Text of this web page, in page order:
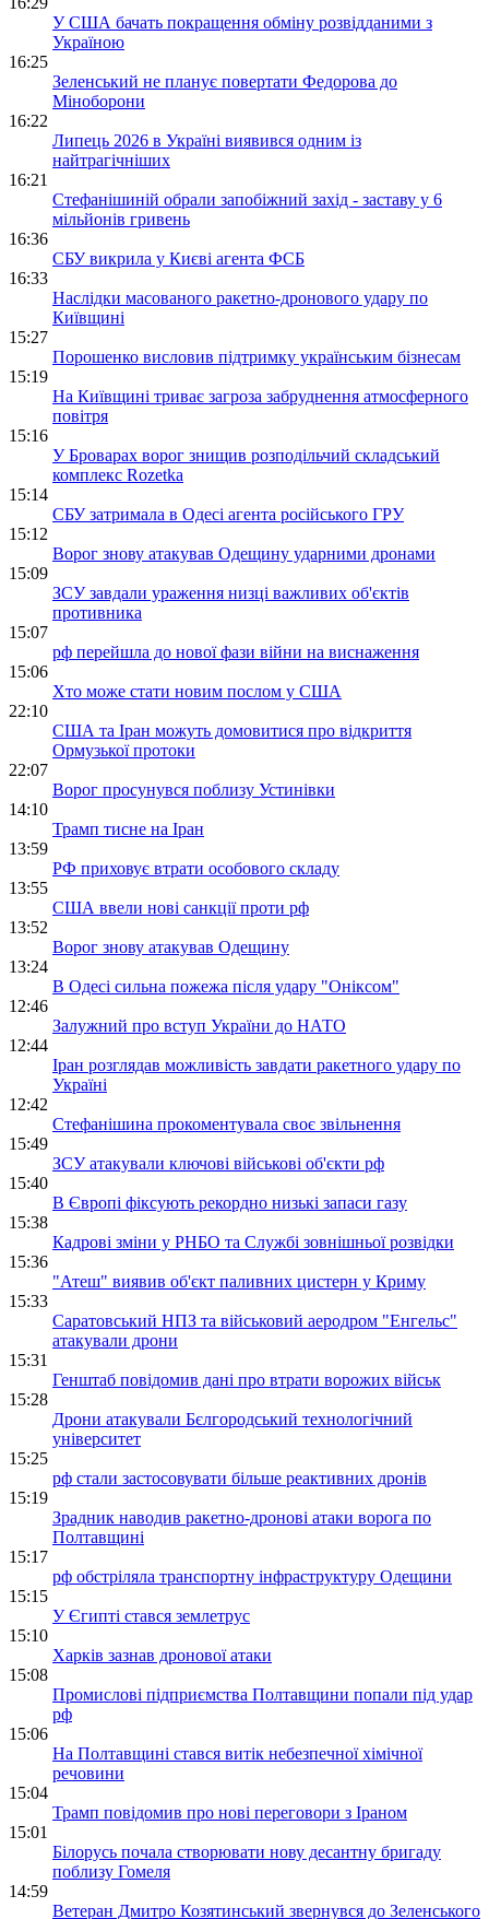
У США бачать покращення обміну розвідданими з
Україною
16:25
Зеленський не планує повертати Федорова до
Міноборони
16:22
Липець 2026 в Україні виявився одним із
найтрагічніших
16:21
Стефанішиній обрали запобіжний захід - заставу у 6
мільйонів гривень
16:36
СБУ викрила у Києві агента ФСБ
16:33
Наслідки масованого ракетно-дронового удару по
Київщині
15:27
Порошенко висловив підтримку українським бізнесам
15:19
На Київщині триває загроза забруднення атмосферного
повітря
15:16
У Броварах ворог знищив розподільчий складський
комплекс Rozetka
15:14
СБУ затримала в Одесі агента російського ГРУ
15:12
Ворог знову атакував Одещину ударними дронами
15:09
ЗСУ завдали ураження низці важливих об'єктів
противника
15:07
рф перейшла до нової фази війни на виснаження
15:06
Хто може стати новим послом у США
22:10
США та Іран можуть домовитися про відкриття
Ормузької протоки
22:07
Ворог просунувся поблизу Устинівки
14:10
Трамп тисне на Іран
13:59
РФ приховує втрати особового складу
13:55
США ввели нові санкції проти рф
13:52
Ворог знову атакував Одещину
13:24
В Одесі сильна пожежа після удару "Оніксом"
12:46
Залужний про вступ України до НАТО
12:44
Іран розглядав можливість завдати ракетного удару по
Україні
12:42
Стефанішина прокоментувала своє звільнення
15:49
ЗСУ атакували ключові військові об'єкти рф
15:40
В Європі фіксують рекордно низькі запаси газу
15:38
Кадрові зміни у РНБО та Службі зовнішньої розвідки
15:36
"Атеш" виявив об'єкт паливних цистерн у Криму
15:33
Саратовський НПЗ та військовий аеродром "Енгельс"
атакували дрони
15:31
Генштаб повідомив дані про втрати ворожих військ
15:28
Дрони атакували Бєлгородський технологічний
університет
15:25
рф стали застосовувати більше реактивних дронів
15:19
Зрадник наводив ракетно-дронові атаки ворога по
Полтавщині
15:17
рф обстріляла транспортну інфраструктуру Одещини
15:15
У Єгипті стався землетрус
15:10
Харків зазнав дронової атаки
15:08
Промислові підприємства Полтавщини попали під удар
рф
15:06
На Полтавщині стався витік небезпечної хімічної
речовини
15:04
Трамп повідомив про нові переговори з Іраном
15:01
Білорусь почала створювати нову десантну бригаду
поблизу Гомеля
14:59
Ветеран Дмитро Козятинський звернувся до Зеленського